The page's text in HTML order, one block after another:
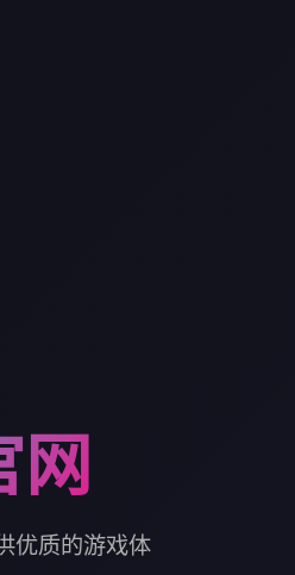
网
优质的游戏体